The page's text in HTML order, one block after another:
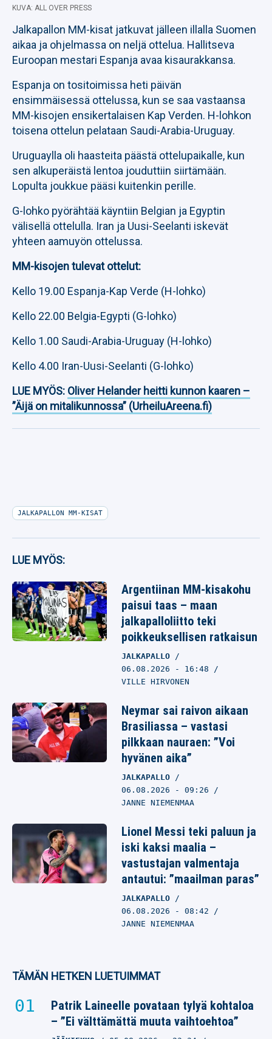
KUVA: ALL OVER PRESS
Jalkapallon MM-kisat jatkuvat jälleen illalla Suomen
aikaa ja ohjelmassa on neljä ottelua. Hallitseva
Euroopan mestari Espanja avaa kisaurakkansa.
Espanja on tositoimissa heti päivän
ensimmäisessä ottelussa, kun se saa vastaansa
MM-kisojen ensikertalaisen Kap Verden. H-lohkon
toisena ottelun pelataan Saudi-Arabia-Uruguay.
Uruguaylla oli haasteita päästä ottelupaikalle, kun
sen alkuperäistä lentoa jouduttiin siirtämään.
Lopulta joukkue pääsi kuitenkin perille.
G-lohko pyörähtää käyntiin Belgian ja Egyptin
välisellä ottelulla. Iran ja Uusi-Seelanti iskevät
yhteen aamuyön ottelussa.
MM-kisojen tulevat ottelut:
Kello 19.00 Espanja-Kap Verde (H-lohko)
Kello 22.00 Belgia-Egypti (G-lohko)
Kello 1.00 Saudi-Arabia-Uruguay (H-lohko)
Kello 4.00 Iran-Uusi-Seelanti (G-lohko)
LUE MYÖS: Oliver Helander heitti kunnon kaaren –
”Äijä on mitalikunnossa” (UrheiluAreena.fi)
JALKAPALLON MM-KISAT
LUE MYÖS:
Argentiinan MM-kisakohu
paisui taas – maan
jalkapalloliitto teki
poikkeuksellisen ratkaisun
JALKAPALLO
06.08.2026 - 16:48
VILLE HIRVONEN
Neymar sai raivon aikaan
Brasiliassa – vastasi
pilkkaan nauraen: ”Voi
hyvänen aika”
JALKAPALLO
06.08.2026 - 09:26
JANNE NIEMENMAA
Lionel Messi teki paluun ja
iski kaksi maalia –
vastustajan valmentaja
antautui: ”maailman paras”
JALKAPALLO
06.08.2026 - 08:42
JANNE NIEMENMAA
TÄMÄN HETKEN LUETUIMMAT
Patrik Laineelle povataan tylyä kohtaloa
– ”Ei välttämättä muuta vaihtoehtoa”